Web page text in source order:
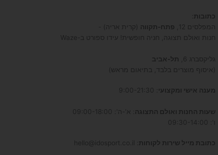
כתובות
המפלסים 12,
פתח-תקווה (קרית אריה) -
חנות ואולם תצוגה, חניה חופשית! עידו ספורט ב-Waze
גליקסברג 6,
תל-אביב
(איסוף מוצרים בלבד, בתיאום מראש)
מענה אישי ומקצועי
שעות החנות ואולם התצוגה : א'-ה': 09:00-18:00
ו': 09:30-14:00
כתובת מייל שירות לקוחות